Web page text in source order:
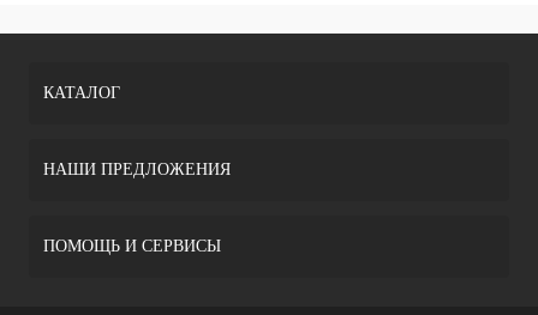
КАТАЛОГ
НАШИ ПРЕДЛОЖЕНИЯ
ПОМОЩЬ И СЕРВИСЫ